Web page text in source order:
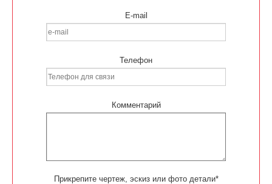
E-mail
Телефон
Комментарий
Прикрепите чертеж, эскиз или фото детали*